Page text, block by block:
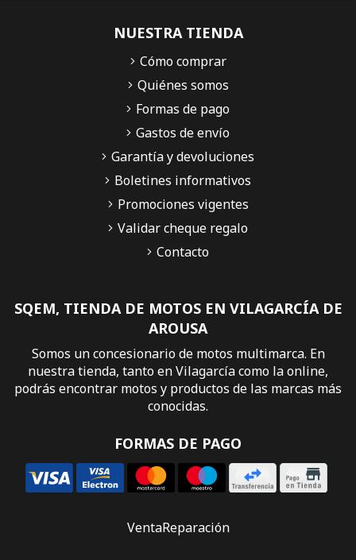
SQEM, TIENDA DE MOTOS EN VILAGARCÍA DE
AROUSA
Somos un concesionario de motos multimarca. En
nuestra tienda, tanto en Vilagarcía como la online,
podrás encontrar motos y productos de las marcas más
conocidas.
FORMAS DE PAGO
NUESTRA TIENDA
Cómo comprar
Quiénes somos
Formas de pago
Gastos de envío
Garantía y devoluciones
Boletines informativos
Promociones vigentes
Validar cheque regalo
Contacto
VentaReparación